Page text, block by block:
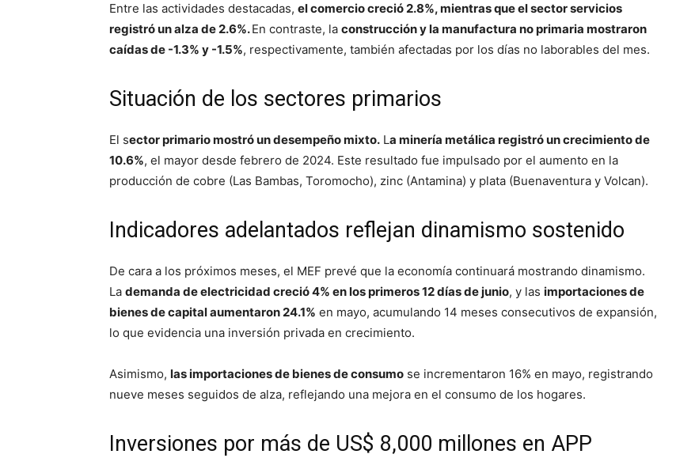
Entre las actividades destacadas, el comercio creció 2.8%, mientras que el sector servicios
registró un alza de 2.6%.En contraste, la construcción y la manufactura no primaria mostraron
caídas de -1.3% y -1.5%, respectivamente, también afectadas por los días no laborables del mes.
Situación de los sectores primarios
El sector primario mostró un desempeño mixto. La minería metálica registró un crecimiento de
10.6%, el mayor desde febrero de 2024. Este resultado fue impulsado por el aumento en la
producción de cobre (Las Bambas, Toromocho), zinc (Antamina) y plata (Buenaventura y Volcan).
Indicadores adelantados reflejan dinamismo sostenido
De cara a los próximos meses, el MEF prevé que la economía continuará mostrando dinamismo.
La demanda de electricidad creció 4% en los primeros 12 días de junio, y las importaciones de
bienes de capital aumentaron 24.1% en mayo, acumulando 14 meses consecutivos de expansión,
lo que evidencia una inversión privada en crecimiento.
Asimismo, las importaciones de bienes de consumo se incrementaron 16% en mayo, registrando
nueve meses seguidos de alza, reflejando una mejora en el consumo de los hogares.
Inversiones por más de US$ 8,000 millones en APP